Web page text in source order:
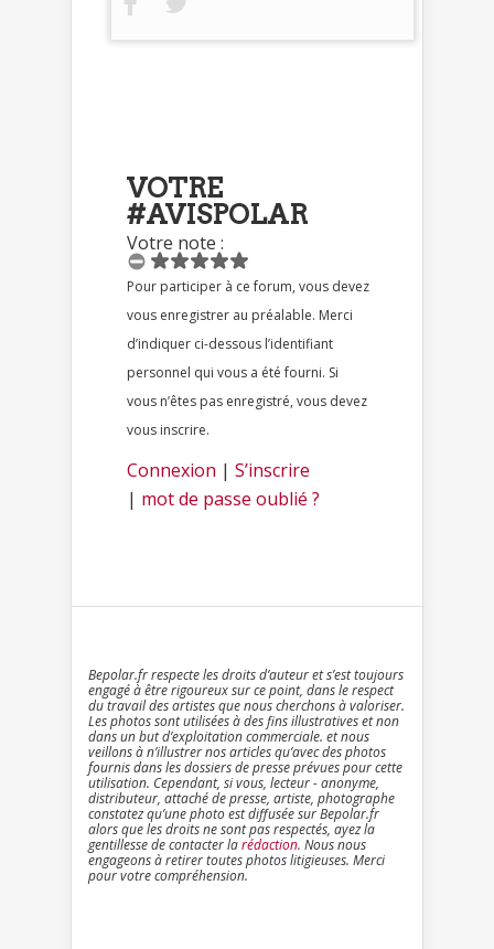
VOTRE
#AVISPOLAR
Votre note :
Pour participer à ce forum, vous devez
vous enregistrer au préalable. Merci
d’indiquer ci-dessous l’identifiant
personnel qui vous a été fourni. Si
vous n’êtes pas enregistré, vous devez
vous inscrire.
Connexion | S’inscrire
| mot de passe oublié ?
Bepolar.fr respecte les droits d’auteur et s’est toujours
engagé à être rigoureux sur ce point, dans le respect
du travail des artistes que nous cherchons à valoriser.
Les photos sont utilisées à des fins illustratives et non
dans un but d’exploitation commerciale. et nous
veillons à n’illustrer nos articles qu’avec des photos
fournis dans les dossiers de presse prévues pour cette
utilisation. Cependant, si vous, lecteur - anonyme,
distributeur, attaché de presse, artiste, photographe
constatez qu’une photo est diffusée sur Bepolar.fr
alors que les droits ne sont pas respectés, ayez la
gentillesse de contacter larédaction. Nous nous
engageons à retirer toutes photos litigieuses. Merci
pour votre compréhension.